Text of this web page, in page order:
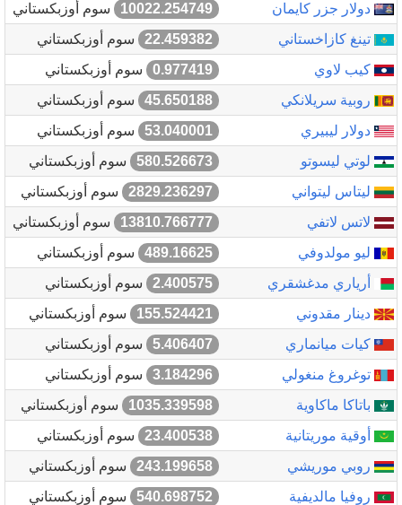
دولار جزر كايمان
10022.254749
سوم أوزبكستاني
تينغ كازاخستاني
22.459382
سوم أوزبكستاني
كيب لاوي
0.977419
سوم أوزبكستاني
روبية سريلانكي
45.650188
سوم أوزبكستاني
دولار ليبيري
53.040001
سوم أوزبكستاني
لوتي ليسوتو
580.526673
سوم أوزبكستاني
ليتاس ليتواني
2829.236297
سوم أوزبكستاني
لاتس لاتفي
13810.766777
سوم أوزبكستاني
ليو مولدوفي
489.16625
سوم أوزبكستاني
أرياري مدغشقري
2.400575
سوم أوزبكستاني
دينار مقدوني
155.524421
سوم أوزبكستاني
كيات ميانماري
5.406407
سوم أوزبكستاني
توغروغ منغولي
3.184296
سوم أوزبكستاني
باتاكا ماكاوية
1035.339598
سوم أوزبكستاني
أوقية موريتانية
23.400538
سوم أوزبكستاني
روبي موريشي
243.199658
سوم أوزبكستاني
روفيا مالديفية
540.698752
سوم أوزبكستاني